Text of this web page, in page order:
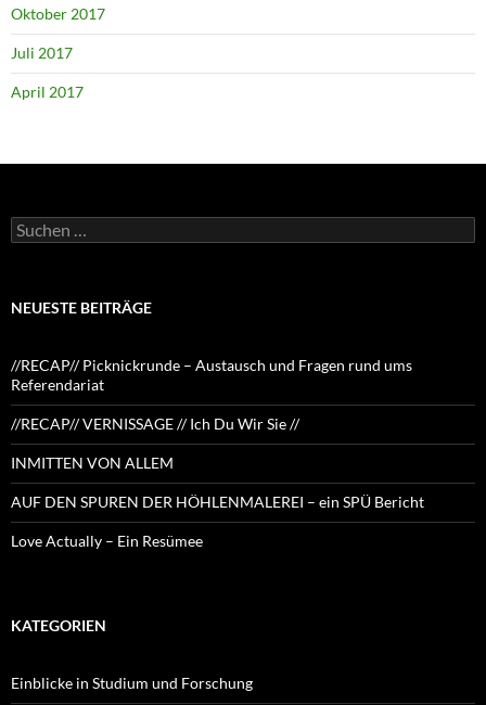
Oktober 2017
Juli 2017
April 2017
Suchen
nach:
NEUESTE BEITRÄGE
//RECAP// Picknickrunde – Austausch und Fragen rund ums
Referendariat
//RECAP// VERNISSAGE // Ich Du Wir Sie //
INMITTEN VON ALLEM
AUF DEN SPUREN DER HÖHLENMALEREI – ein SPÜ Bericht
Love Actually – Ein Resümee
KATEGORIEN
Einblicke in Studium und Forschung